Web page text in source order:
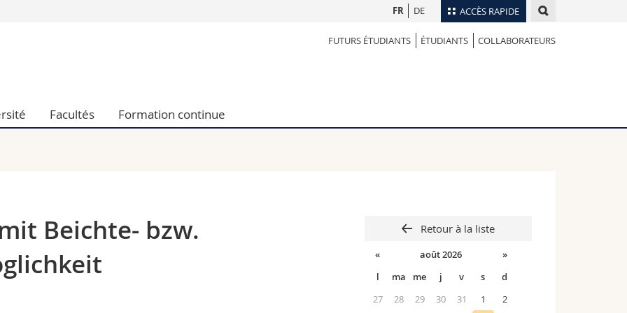
ACCÈS RAPIDE
humaines
l'éducation et de la formation
Collaborateurs
Annuaire du personnel
Programme des cours
FR DE
FUTURS ÉTUDIANTS ÉTUDIANTS COLLABORATEURS
Facultés Formation continue
Beichte- bzw.
Retour à la liste
« août 2026
»
l
ma me j v s
d
27
28 29 30 31 1
2